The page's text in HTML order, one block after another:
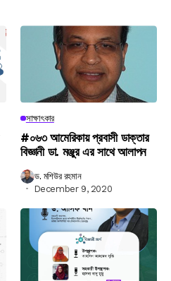
সাক্ষাৎকার
#০৬৩ আমেরিকায় প্রবাসী ডাক্তার
বিজ্ঞানী ডা. মঞ্জুর এর সাথে আলাপন
ড. মশিউর রহমান
December 9, 2020